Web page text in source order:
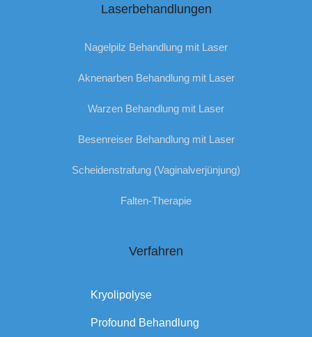
Laserbehandlungen
Nagelpilz Behandlung mit Laser
Aknenarben Behandlung mit Laser
Warzen Behandlung mit Laser
Besenreiser Behandlung mit Laser
Scheidenstrafung (Vaginalverjünjung)
Falten-Therapie
Verfahren
Kryolipolyse
Profound Behandlung